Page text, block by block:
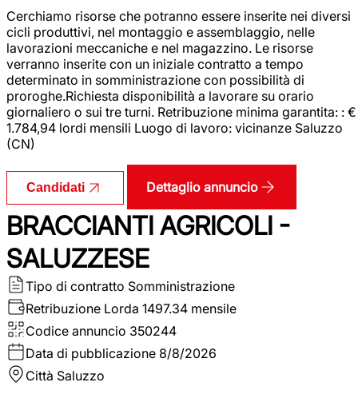
Cerchiamo risorse che potranno essere inserite nei diversi
cicli produttivi, nel montaggio e assemblaggio, nelle
lavorazioni meccaniche e nel magazzino. Le risorse
verranno inserite con un iniziale contratto a tempo
determinato in somministrazione con possibilità di
proroghe.Richiesta disponibilità a lavorare su orario
giornaliero o sui tre turni. Retribuzione minima garantita: : €
1.784,94 lordi mensili Luogo di lavoro: vicinanze Saluzzo
(CN)
Candidati Dettaglio annuncio
BRACCIANTI AGRICOLI -
SALUZZESE
Tipo di contratto Somministrazione
Retribuzione Lorda 1497.34 mensile
Codice annuncio 350244
Data di pubblicazione 8/8/2026
Città Saluzzo